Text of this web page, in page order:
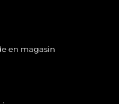
en magasin